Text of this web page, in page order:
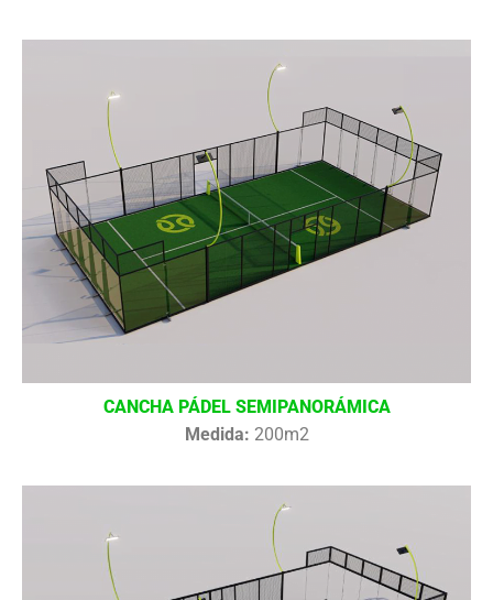
CANCHA PÁDEL SEMIPANORÁMICA
Medida: 200m2